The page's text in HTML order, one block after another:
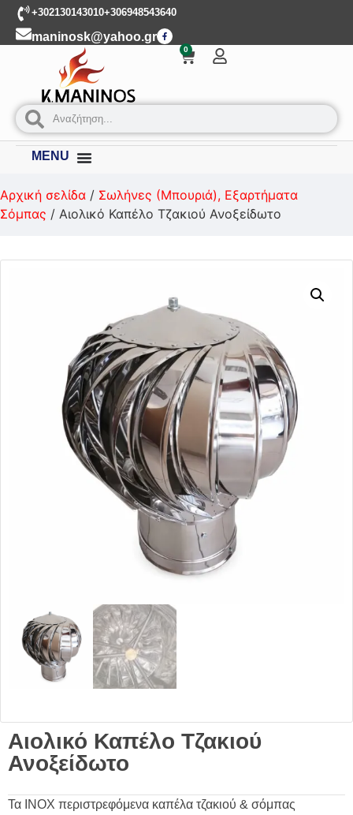
+302130143010+306948543640
maninosk@yahoo.gr
0
MENU
Αρχική σελίδα / Σωλήνες (Μπουριά), Εξαρτήματα
Σόμπας / Αιολικό Καπέλο Τζακιού Ανοξείδωτο
Αιολικό Καπέλο Τζακιού
Ανοξείδωτο
Τα INOX περιστρεφόμενα καπέλα τζακιού & σόμπας